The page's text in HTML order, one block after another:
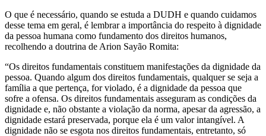
O que é necessário, quando se estuda a DUDH e quando cuidamos
desse tema em geral, é lembrar a importância do respeito à dignidade
da pessoa humana como fundamento dos direitos humanos,
recolhendo a doutrina de Arion Sayão Romita:
“Os direitos fundamentais constituem manifestações da dignidade da
pessoa. Quando algum dos direitos fundamentais, qualquer se seja a
família a que pertença, for violado, é a dignidade da pessoa que
sofre a ofensa. Os direitos fundamentais asseguram as condições da
dignidade e, não obstante a violação da norma, apesar da agressão, a
dignidade estará preservada, porque ela é um valor intangível. A
dignidade não se esgota nos direitos fundamentais, entretanto, só